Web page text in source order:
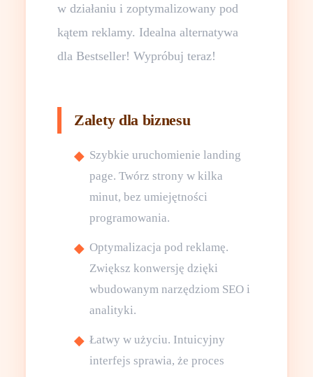
w działaniu i zoptymalizowany pod
kątem reklamy. Idealna alternatywa
dla Bestseller! Wypróbuj teraz!
Zalety dla biznesu
Szybkie uruchomienie landing
page. Twórz strony w kilka
minut, bez umiejętności
programowania.
Optymalizacja pod reklamę.
Zwiększ konwersję dzięki
wbudowanym narzędziom SEO i
analityki.
Łatwy w użyciu. Intuicyjny
interfejs sprawia, że proces